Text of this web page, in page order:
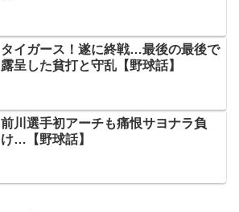
タイガース！遂に終戦…最後の最後で
露呈した貧打と守乱【野球話】
前川選手初アーチも痛恨サヨナラ負
け…【野球話】